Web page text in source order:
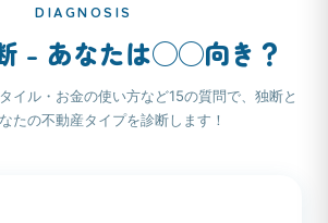
DIAGNOSIS
- あなたは◯◯向き？
イル・お金の使い方など15の質問で、独断と
たの不動産タイプを診断します！